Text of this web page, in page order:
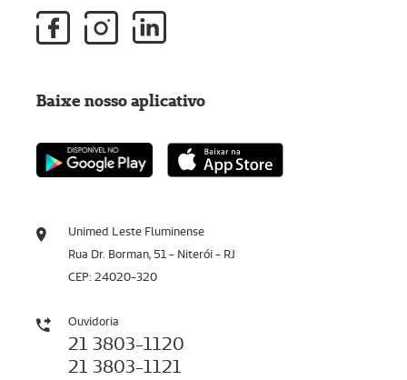
Unimed Leste Fluminense
Rua Dr. Borman, 51 - Niterói - RJ
CEP: 24020-320
Ouvidoria
21 3803-1120
21 3803-1121
Baixe nosso aplicativo